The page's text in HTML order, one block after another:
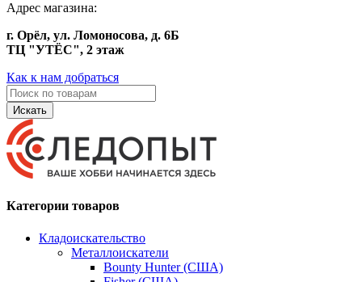
Адрес магазина:
г. Орёл, ул. Ломоносова, д. 6Б
ТЦ "УТЁС", 2 этаж
Как к нам добраться
Искать
Категории товаров
Кладоискательство
Металлоискатели
Bounty Hunter (США)